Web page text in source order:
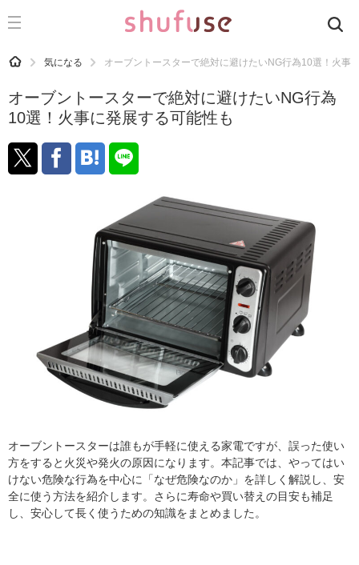
CATEGORY 記事カテゴリ
運気
洗濯
生活の知恵
おすすめ
HOME 気になる オーブントースターで絶対に避けたいNG行為10選！火事
オーブントースターで絶対に避けたいNG行為
10選！火事に発展する可能性も
オーブントースターは誰もが手軽に使える家電ですが、誤った使い
方をすると火災や発火の原因になります。本記事では、やってはい
けない危険な行為を中心に「なぜ危険なのか」を詳しく解説し、安
全に使う方法を紹介します。さらに寿命や買い替えの目安も補足
し、安心して長く使うための知識をまとめました。